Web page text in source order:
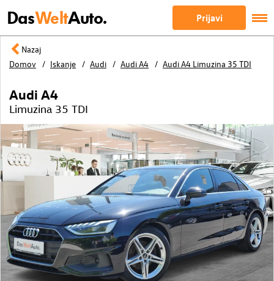
DasWeltAuto. Prijavi
Nazaj
Domov
Iskanje Audi Audi A4 Audi A4 Limuzina 35 TDI
Audi A4
Limuzina 35 TDI